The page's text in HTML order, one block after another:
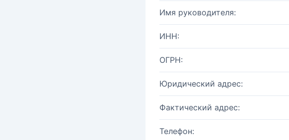
Имя руководителя:
ИНН:
ОГРН:
Юридический адрес:
Фактический адрес:
Телефон: